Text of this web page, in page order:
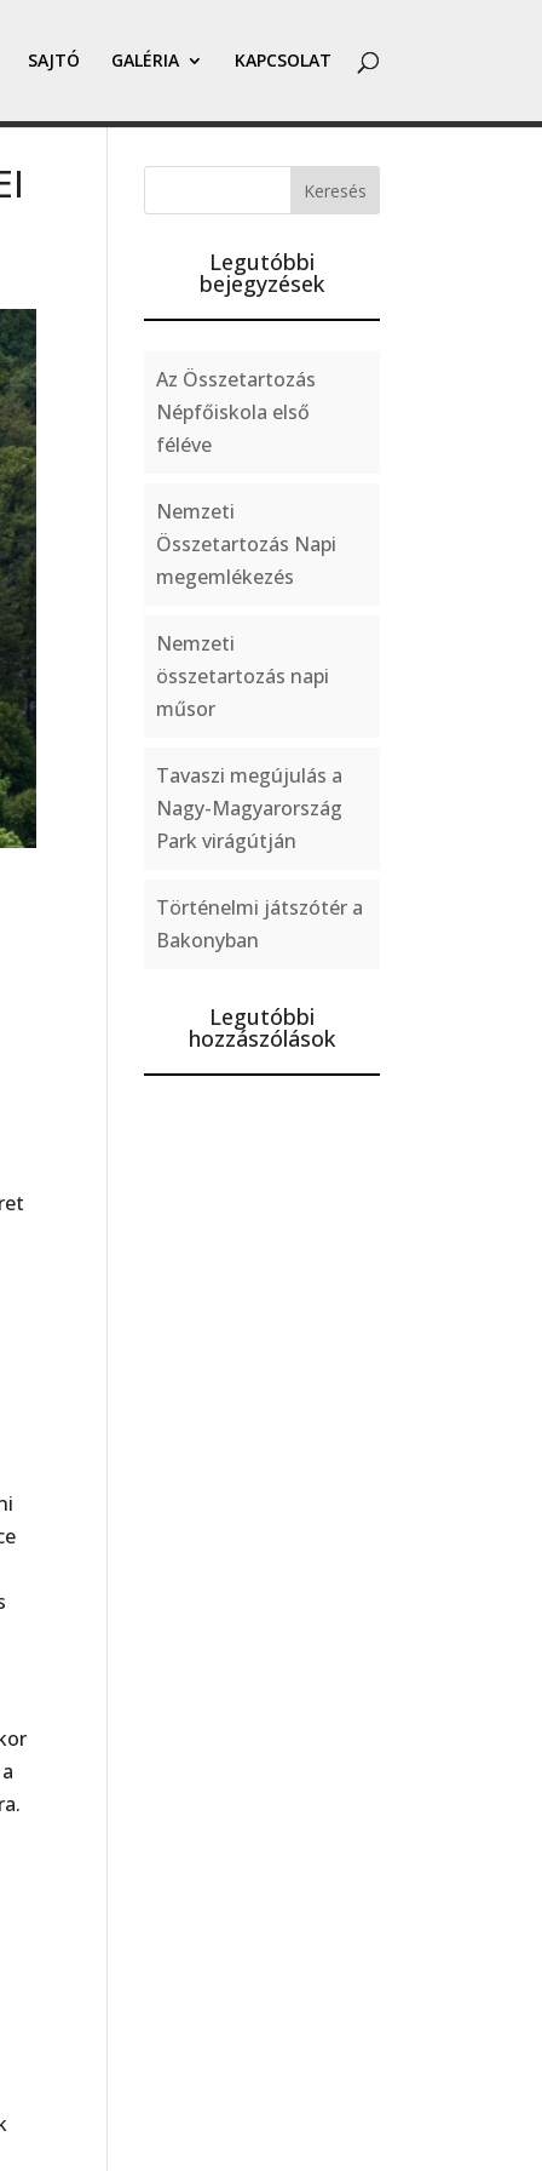
SAJTÓ GALÉRIA KAPCSOLAT
Legutóbbi
bejegyzések
Az Összetartozás
Népfőiskola első
féléve
Nemzeti
Összetartozás Napi
megemlékezés
Nemzeti
összetartozás napi
műsor
Tavaszi megújulás a
Nagy-Magyarország
Park virágútján
Történelmi játszótér a
Bakonyban
Legutóbbi
hozzászólások